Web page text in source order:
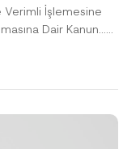
Verimli İşlemesine
Dair Kanun...